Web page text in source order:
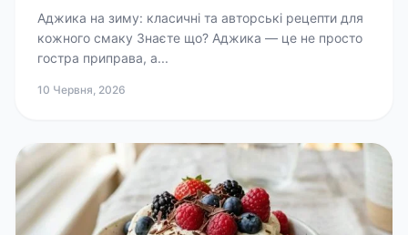
Аджика на зиму: класичні та авторські рецепти для
кожного смаку Знаєте що? Аджика — це не просто
гостра приправа, а...
10 Червня, 2026